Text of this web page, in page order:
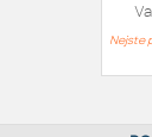
Nejste